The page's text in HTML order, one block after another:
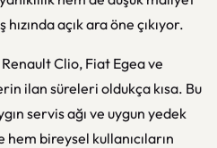
açık ara öne çıkıyor.
Clio, Fiat Egea ve
ilan süreleri oldukça kısa. Bu
servis ağı ve uygun yedek
bireysel kullanıcıların